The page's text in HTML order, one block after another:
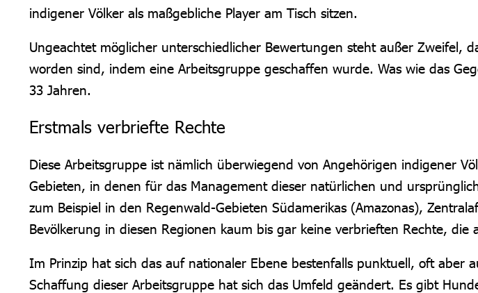
indigener Völker als maßgebliche Player am Tisch sitzen.
Ungeachtet möglicher unterschiedlicher Bewertungen steht außer Zweifel,
worden sind, indem eine Arbeitsgruppe geschaffen wurde. Was wie das
33 Jahren.
Erstmals verbriefte Rechte
Diese Arbeitsgruppe ist nämlich überwiegend von Angehörigen indigener
Gebieten, in denen für das Management dieser natürlichen und
zum Beispiel in den Regenwald-Gebieten Südamerikas (Amazonas),
Bevölkerung in diesen Regionen kaum bis gar keine verbrieften Rechte, die
Im Prinzip hat sich das auf nationaler Ebene bestenfalls punktuell, oft
Schaffung dieser Arbeitsgruppe hat sich das Umfeld geändert. Es gibt